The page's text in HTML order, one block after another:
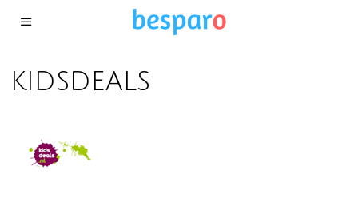
kidsdeals